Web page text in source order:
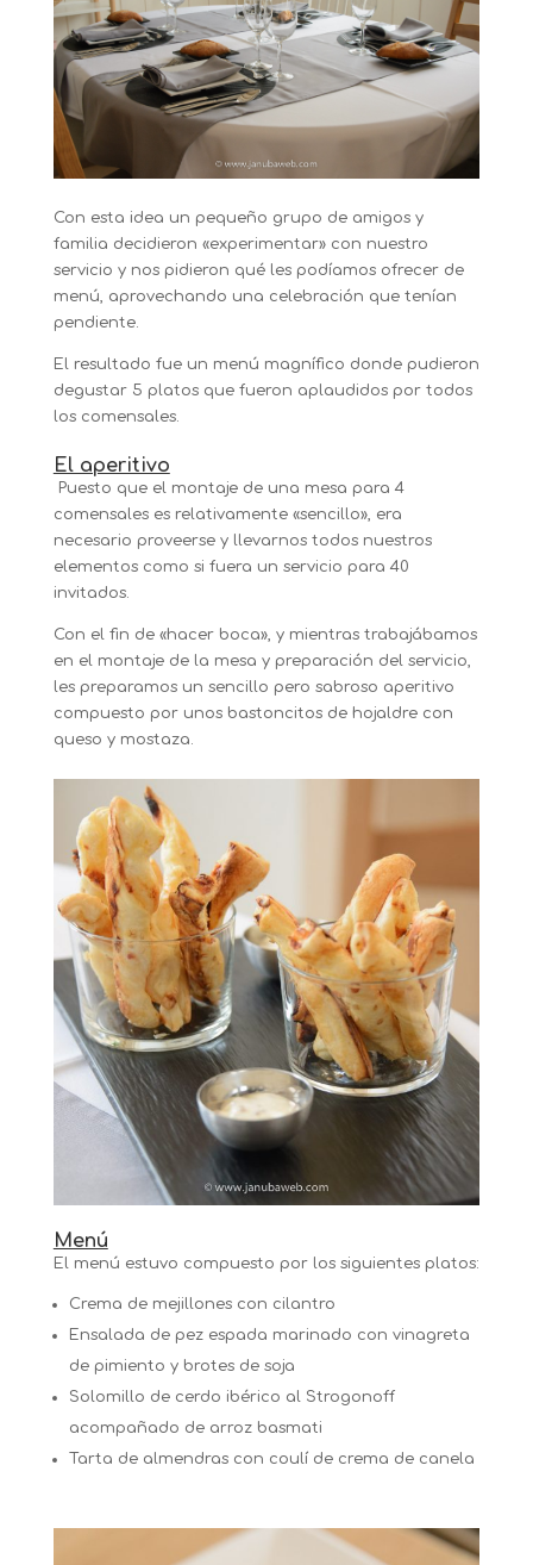
Con esta idea un pequeño grupo de amigos y
familia decidieron «experimentar» con nuestro
servicio y nos pidieron qué les podíamos ofrecer de
menú, aprovechando una celebración que tenían
pendiente.
El resultado fue un menú magnífico donde pudieron
degustar 5 platos que fueron aplaudidos por todos
los comensales.
El aperitivo
Puesto que el montaje de una mesa para 4
comensales es relativamente «sencillo», era
necesario proveerse y llevarnos todos nuestros
elementos como si fuera un servicio para 40
invitados.
Con el fin de «hacer boca», y mientras trabajábamos
en el montaje de la mesa y preparación del servicio,
les preparamos un sencillo pero sabroso aperitivo
compuesto por unos bastoncitos de hojaldre con
queso y mostaza.
Menú
El menú estuvo compuesto por los siguientes platos:
Crema de mejillones con cilantro
Ensalada de pez espada marinado con vinagreta
de pimiento y brotes de soja
Solomillo de cerdo ibérico al Strogonoff
acompañado de arroz basmati
Tarta de almendras con coulí de crema de canela